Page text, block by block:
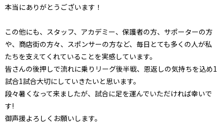
本当にありがとうございます！
この他にも、スタッフ、アカデミー、保護者の方、サポーターの方
や、商店街の方々、スポンサーの方など、毎日とても多くの人が私
たちを支えてくれていることを実感しています。
皆さんの後押しで流れに乗りリーグ後半戦、恩返しの気持ちを込め1
試合1試合大切にしていきたいと思います。
段々暑くなって来ましたが、試合に足を運んでいただければ幸いで
す!
御声援よろしくお願いします。